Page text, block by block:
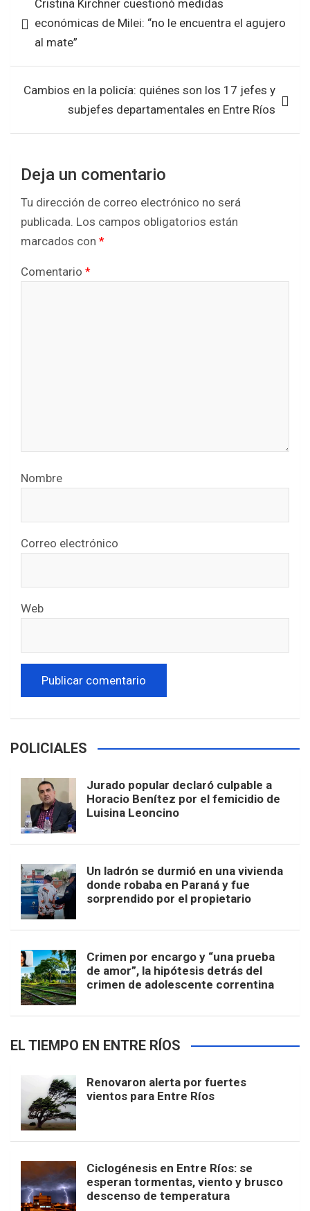
o
o
A
p
entradas
Cristina Kirchner cuestionó medidas
económicas de Milei: “no le encuentra el agujero
al mate”
Cambios en la policía: quiénes son los 17 jefes y
subjefes departamentales en Entre Ríos
Deja un comentario
Tu dirección de correo electrónico no será
publicada. Los campos obligatorios están
marcados con *
Comentario *
Nombre
Correo electrónico
Web
POLICIALES
Jurado popular declaró culpable a
Horacio Benítez por el femicidio de
Luisina Leoncino
Un ladrón se durmió en una vivienda
donde robaba en Paraná y fue
sorprendido por el propietario
Crimen por encargo y “una prueba
de amor”, la hipótesis detrás del
crimen de adolescente correntina
EL TIEMPO EN ENTRE RÍOS
Renovaron alerta por fuertes
vientos para Entre Ríos
Ciclogénesis en Entre Ríos: se
esperan tormentas, viento y brusco
descenso de temperatura